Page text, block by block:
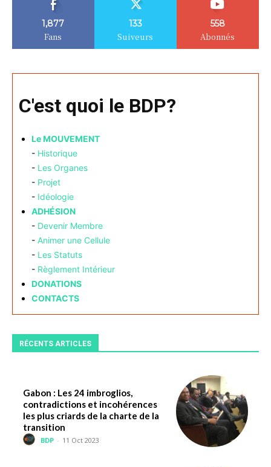
1,877
Fans
133
Suiveurs
558
Abonnés
C'est quoi le BDP?
Le MOUVEMENT
- Historique
- Les Organes
- Projet
- Idéologie
ADHÉSION
- Devenir Membre
- Animer une Cellule
- Les Statuts
- Règlement Intérieur
DONATIONS
CONTACTS
RÉCENTS ARTICLES
Gabon : Les 24 imbroglios,
contradictions et incohérences
les plus criards de la charte de la
transition
BDP - 11 Oct 2023